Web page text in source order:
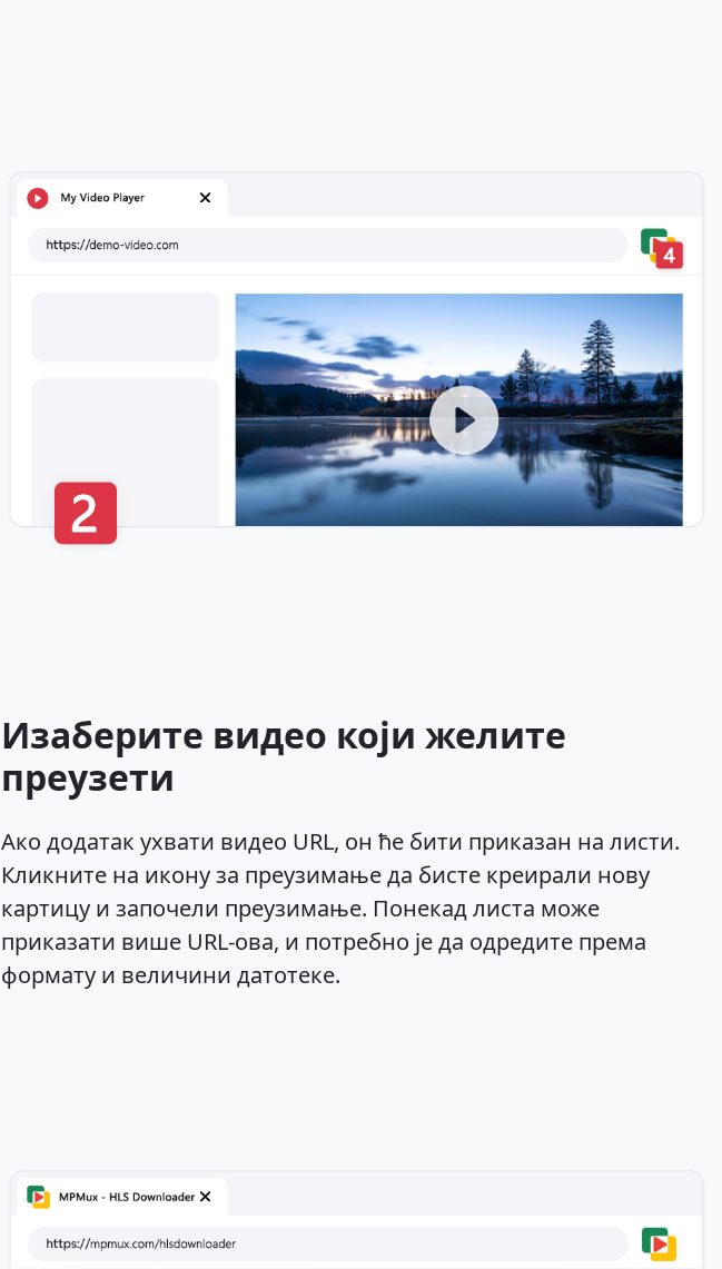
Изаберите видео који желите
преузети
Ако додатак ухвати видео URL, он ће бити приказан на листи.
Кликните на икону за преузимање да бисте креирали нову
картицу и започели преузимање. Понекад листа може
приказати више URL-ова, и потребно је да одредите према
формату и величини датотеке.